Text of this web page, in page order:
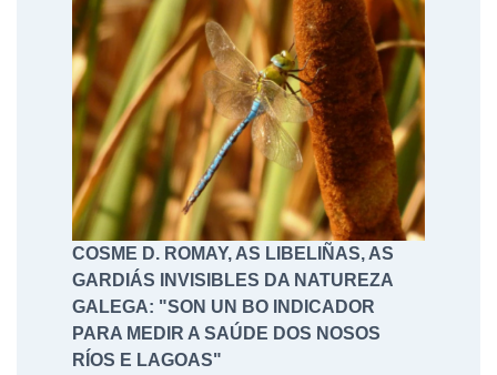
COSME D. ROMAY, AS LIBELIÑAS, AS
GARDIÁS INVISIBLES DA NATUREZA
GALEGA: "SON UN BO INDICADOR
PARA MEDIR A SAÚDE DOS NOSOS
RÍOS E LAGOAS"